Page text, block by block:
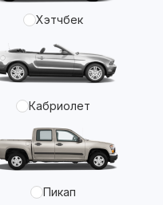
Хэтчбек
Кабриолет
Пикап